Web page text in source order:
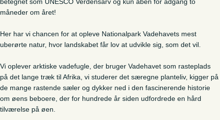
måneder om året!
Her har vi chancen for at opleve Nationalpark Vadehavets mest
uberørte natur, hvor landskabet får lov at udvikle sig, som det vil.
Vi oplever arktiske vadefugle, der bruger Vadehavet som rasteplads
på det lange træk til Afrika, vi studerer det særegne planteliv, kigger på
de mange rastende sæler og dykker ned i den fascinerende historie
om øens beboere, der for hundrede år siden udfordrede en hård
tilværelse på øen.